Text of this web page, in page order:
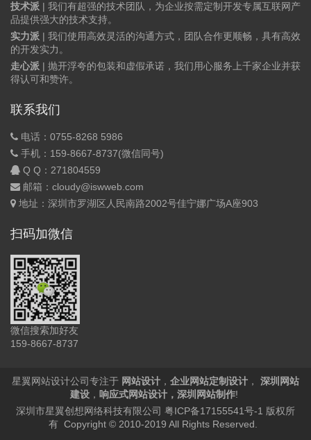
技术派 | 我们有超强的技术团队，为企业按需定制开发专属互联网产
品提供强大的技术支持。
实力派 | 我们使用高效灵活的沟通方式，团队合作更顺畅，具有高效
的开发实力。
走心派 | 抛开浮夸的包装和虚假承诺，我们用心服务上千家企业并获
得认可和赞许。
联系我们
电话：0755-8268 5986
手机：159-8667-8737(微信同号)
Q Q： 271804559
邮箱：cloudy@iswweb.com
地址：深圳市罗湖区人民南路2002号佳宁娜广场A座903
扫码加微信
微信搜索加好友
159-8667-8737
星翼网站设计公司专注于 网站设计 ， 企业网站定制设计 ，
深圳网站
建设 ， 响应式网站设计 ， 深圳网站制作!
深圳市星翼创想网络科技有限公司 粤ICP备17155541号-1 版权所
有 Copyright © 2010-2019 All Rights Reserved.